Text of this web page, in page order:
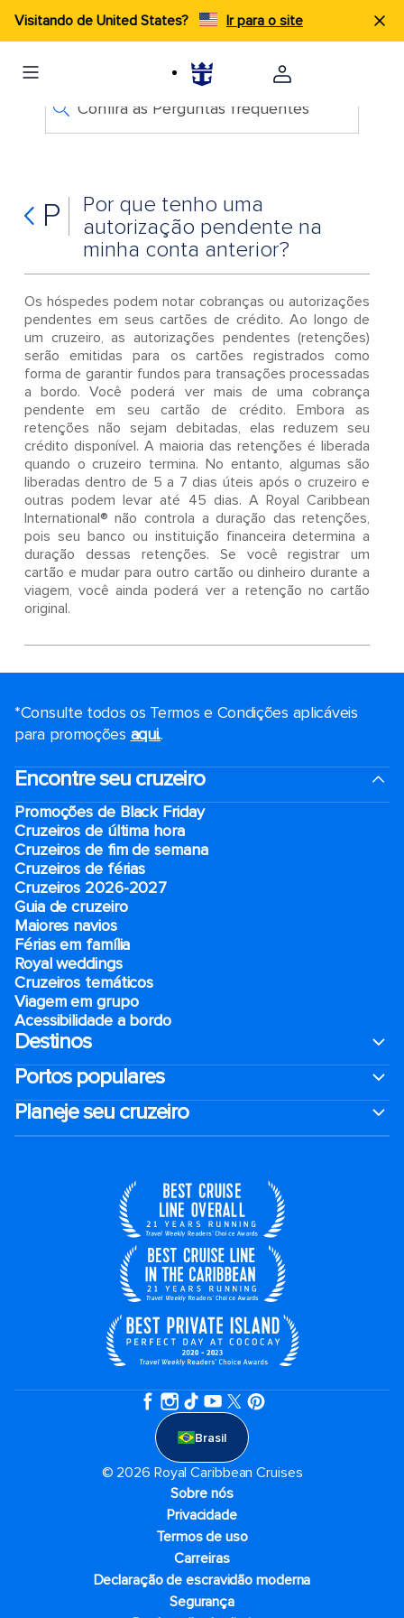
Visitando de United States? Ir para o site
Confira as Perguntas frequentes
P
Por que tenho uma
autorização pendente na
minha conta anterior?
Os hóspedes podem notar cobranças ou autorizações
pendentes em seus cartões de crédito. Ao longo de
um cruzeiro, as autorizações pendentes (retenções)
serão emitidas para os cartões registrados como
forma de garantir fundos para transações processadas
a bordo. Você poderá ver mais de uma cobrança
pendente em seu cartão de crédito. Embora as
retenções não sejam debitadas, elas reduzem seu
crédito disponível. A maioria das retenções é liberada
quando o cruzeiro termina. No entanto, algumas são
liberadas dentro de 5 a 7 dias úteis após o cruzeiro e
outras podem levar até 45 dias. A Royal Caribbean
International® não controla a duração das retenções,
pois seu banco ou instituição financeira determina a
duração dessas retenções. Se você registrar um
cartão e mudar para outro cartão ou dinheiro durante a
viagem, você ainda poderá ver a retenção no cartão
original.
*Consulte todos os Termos e Condições aplicáveis ​​
para promoções aqui..
Encontre seu cruzeiro
Promoções de Black Friday
Cruzeiros de última hora
Cruzeiros de fim de semana
Cruzeiros de férias
Cruzeiros 2026-2027
Guia de cruzeiro
Maiores navios
Férias em família
Royal weddings
Cruzeiros temáticos
Viagem em grupo
Acessibilidade a bordo
Destinos
Portos populares
Planeje seu cruzeiro
Brasil
© 2026 Royal Caribbean Cruises
Sobre nós
Privacidade
Termos de uso
Carreiras
Declaração de escravidão moderna
Segurança